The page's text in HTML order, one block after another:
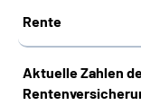
Rente
Aktuelle Zahlen